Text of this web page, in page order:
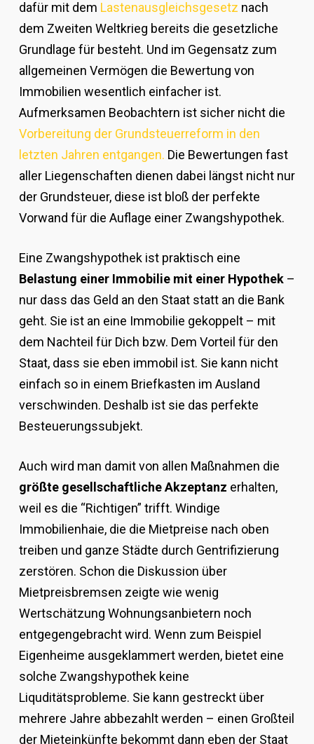
dafür mit dem Lastenausgleichsgesetz nach
dem Zweiten Weltkrieg bereits die gesetzliche
Grundlage für besteht. Und im Gegensatz zum
allgemeinen Vermögen die Bewertung von
Immobilien wesentlich einfacher ist.
Aufmerksamen Beobachtern ist sicher nicht die
Vorbereitung der Grundsteuerreform in den
letzten Jahren entgangen. Die Bewertungen fast
aller Liegenschaften dienen dabei längst nicht nur
der Grundsteuer, diese ist bloß der perfekte
Vorwand für die Auflage einer Zwangshypothek.
Eine Zwangshypothek ist praktisch eine
Belastung einer Immobilie mit einer Hypothek–
nur dass das Geld an den Staat statt an die Bank
geht. Sie ist an eine Immobilie gekoppelt – mit
dem Nachteil für Dich bzw. Dem Vorteil für den
Staat, dass sie eben immobil ist. Sie kann nicht
einfach so in einem Briefkasten im Ausland
verschwinden. Deshalb ist sie das perfekte
Besteuerungssubjekt.
Auch wird man damit von allen Maßnahmen die
größte gesellschaftliche Akzeptanz erhalten,
weil es die “Richtigen” trifft. Windige
Immobilienhaie, die die Mietpreise nach oben
treiben und ganze Städte durch Gentrifizierung
zerstören. Schon die Diskussion über
Mietpreisbremsen zeigte wie wenig
Wertschätzung Wohnungsanbietern noch
entgegengebracht wird. Wenn zum Beispiel
Eigenheime ausgeklammert werden, bietet eine
solche Zwangshypothek keine
Liquditätsprobleme. Sie kann gestreckt über
mehrere Jahre abbezahlt werden – einen Großteil
der Mieteinkünfte bekommt dann eben der Staat